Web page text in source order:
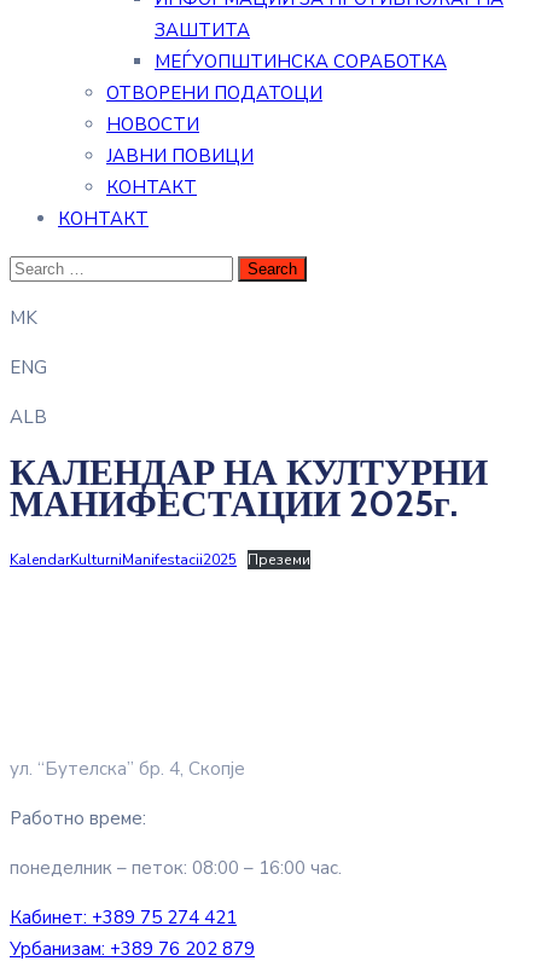
ЗАШТИТА
МЕЃУОПШТИНСКА СОРАБОТКА
ОТВОРЕНИ ПОДАТОЦИ
НОВОСТИ
ЈАВНИ ПОВИЦИ
КОНТАКТ
КОНТАКТ
MK
ENG
ALB
КАЛЕНДАР НА КУЛТУРНИ
МАНИФЕСТАЦИИ 2025г.
KalendarKulturniManifestacii2025 Преземи
ул. “Бутелска” бр. 4, Скопје
Работно време:
понеделник – петок: 08:00 – 16:00 час.
Кабинет: +389 75 274 421
Урбанизам: +389 76 202 879